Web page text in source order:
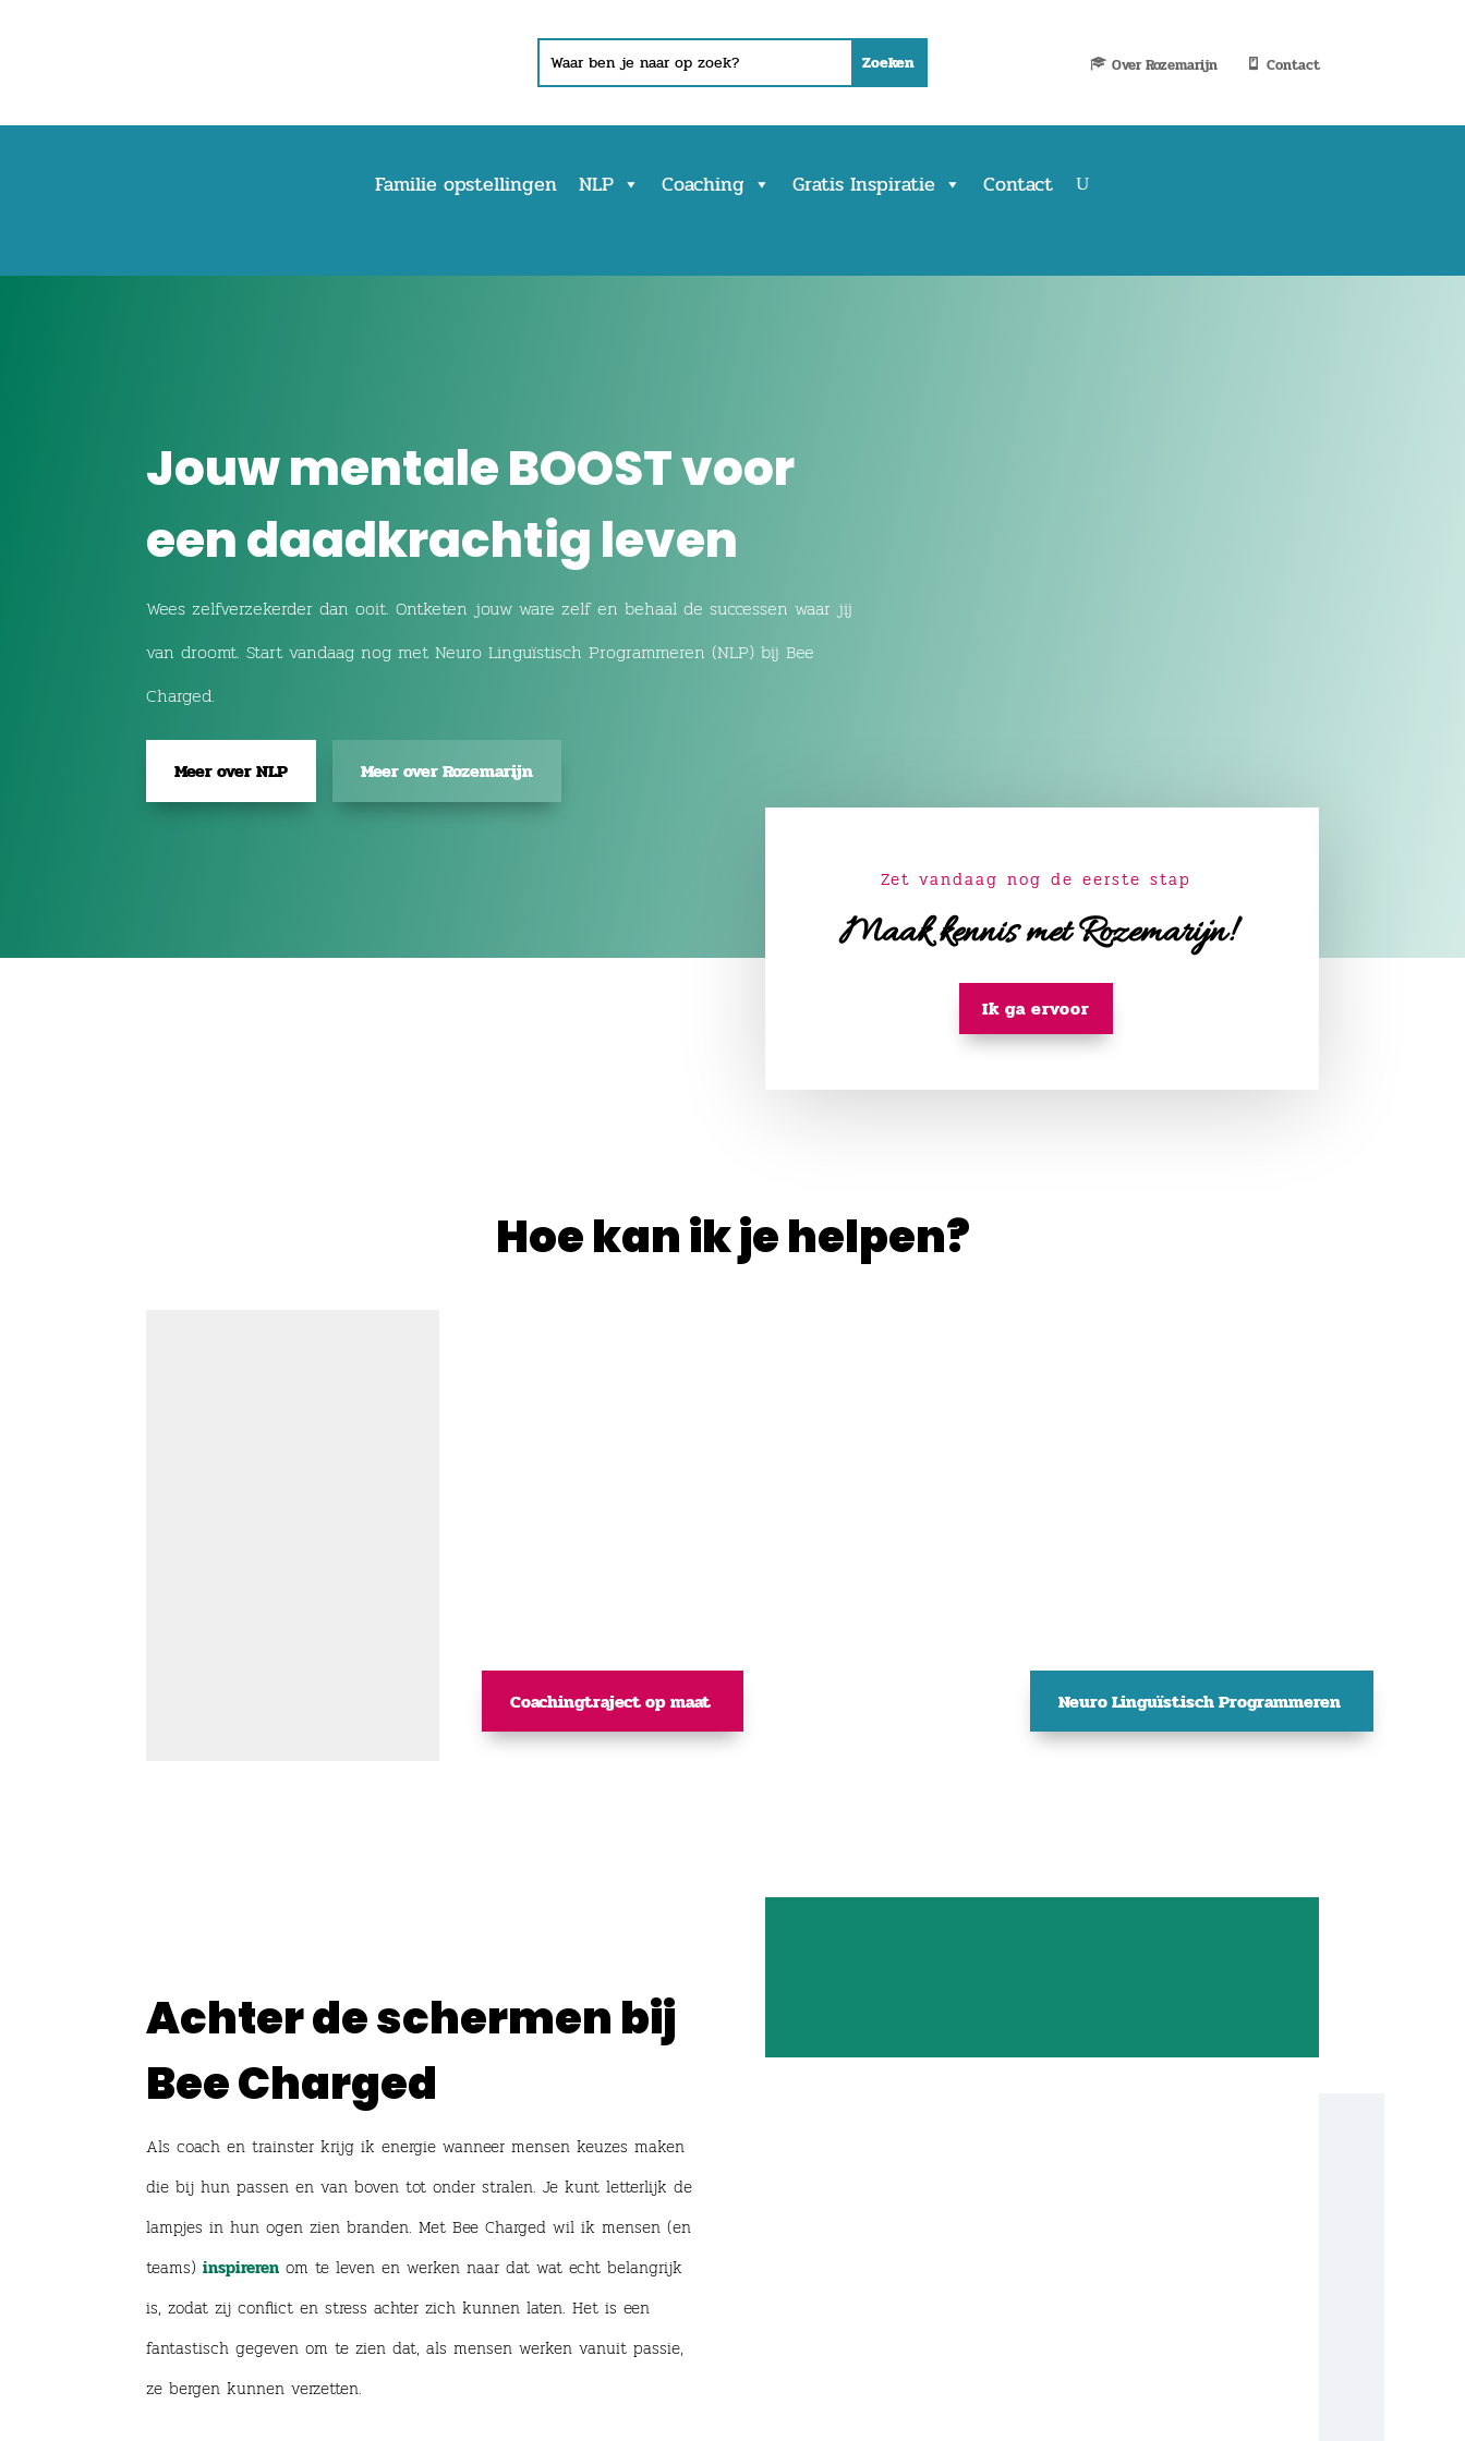
Over Rozemarijn Contact
Familie opstellingen NLP Coaching Gratis Inspiratie Contact
Jouw mentale BOOST voor
een daadkrachtig leven
Wees zelfverzekerder dan ooit. Ontketen jouw ware zelf en behaal de successen waar jij
van droomt. Start vandaag nog met Neuro Linguïstisch Programmeren (NLP) bij Bee
Charged.
Meer over NLP Meer over Rozemarijn
Zet vandaag nog de eerste stap
Maak kennis met Rozemarijn!
Ik ga ervoor
Hoe kan ik je helpen?
Coachingtraject op maat Neuro Linguïstisch Programmeren
Achter de schermen bij
Bee Charged
Als coach en trainster krijg ik energie wanneer mensen keuzes maken
die bij hun passen en van boven tot onder stralen. Je kunt letterlijk de
lampjes in hun ogen zien branden. Met Bee Charged wil ik mensen (en
teams)inspireren om te leven en werken naar dat wat echt belangrijk
is, zodat zij conflict en stress achter zich kunnen laten. Het is een
fantastisch gegeven om te zien dat, als mensen werken vanuit passie,
ze bergen kunnen verzetten.